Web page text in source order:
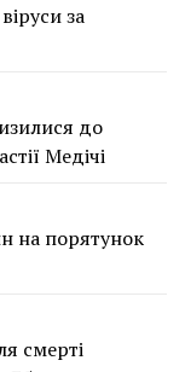
за
до
Медічі
на порятунок
смерті